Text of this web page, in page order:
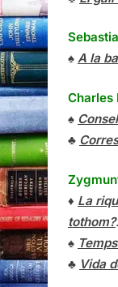
♠ A la
Charles
♠
♣
♦ La
tothom?.
♠
♣ Vida